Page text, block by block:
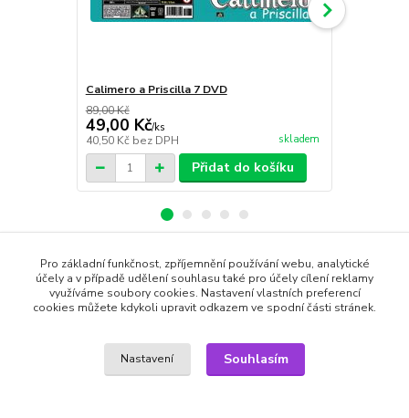
Calimero a Priscilla 7 DVD
89,00 Kč
49,00 Kč/ks
40,50 Kč bez DPH skladem
Přidat do košíku
Zboží zařazeno v kategoriích
DVD filmy
Pro základní funkčnost, zpříjemnění používání webu, analytické
účely a v případě udělení souhlasu také pro účely cílení reklamy
využíváme soubory cookies. Nastavení vlastních preferencí
cookies můžete kdykoli upravit odkazem ve spodní části stránek.
Nastavení Souhlasím